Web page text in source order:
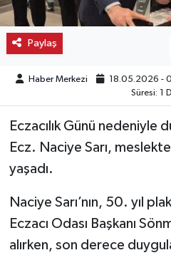
Paylaş
Haber Merkezi 18.05.2026 -
Süresi: 1
Eczacılık Günü nedeniyle
Ecz. Naciye Sarı,
yaşadı.
Naciye Sarı’nın, 50. yıl
Eczacı Odası Başkanı
alırken, son derece
Kargı
Oğuzlar
Ortaköy
Osmancık
Sungurlu